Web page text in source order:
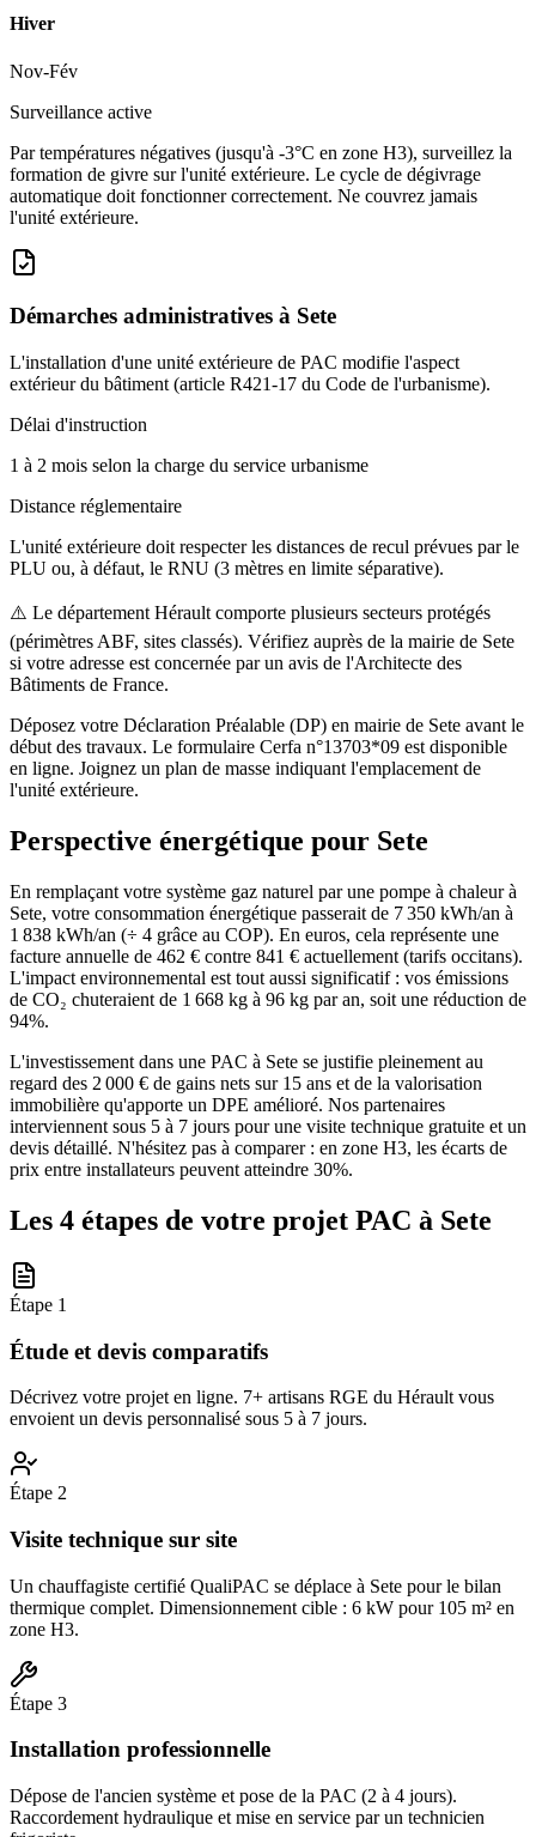
Hiver
Nov-Fév
Surveillance active
Par températures négatives (jusqu'à -3°C en zone H3), surveillez la
formation de givre sur l'unité extérieure. Le cycle de dégivrage
automatique doit fonctionner correctement. Ne couvrez jamais
l'unité extérieure.
Démarches administratives à Sete
L'installation d'une unité extérieure de PAC modifie l'aspect
extérieur du bâtiment (article R421-17 du Code de l'urbanisme).
Délai d'instruction
1 à 2 mois selon la charge du service urbanisme
Distance réglementaire
L'unité extérieure doit respecter les distances de recul prévues par le
PLU ou, à défaut, le RNU (3 mètres en limite séparative).
⚠️ Le département Hérault comporte plusieurs secteurs protégés
(périmètres ABF, sites classés). Vérifiez auprès de la mairie de Sete
si votre adresse est concernée par un avis de l'Architecte des
Bâtiments de France.
Déposez votre Déclaration Préalable (DP) en mairie de Sete avant le
début des travaux. Le formulaire Cerfa n°13703*09 est disponible
en ligne. Joignez un plan de masse indiquant l'emplacement de
l'unité extérieure.
Perspective énergétique pour Sete
En remplaçant votre système gaz naturel par une pompe à chaleur à
Sete, votre consommation énergétique passerait de 7 350 kWh/an à
1 838 kWh/an (÷ 4 grâce au COP). En euros, cela représente une
facture annuelle de 462 € contre 841 € actuellement (tarifs occitans).
L'impact environnemental est tout aussi significatif : vos émissions
de CO₂ chuteraient de 1 668 kg à 96 kg par an, soit une réduction de
94%.
L'investissement dans une PAC à Sete se justifie pleinement au
regard des 2 000 € de gains nets sur 15 ans et de la valorisation
immobilière qu'apporte un DPE amélioré. Nos partenaires
interviennent sous 5 à 7 jours pour une visite technique gratuite et un
devis détaillé. N'hésitez pas à comparer : en zone H3, les écarts de
prix entre installateurs peuvent atteindre 30%.
Les 4 étapes de votre projet PAC à Sete
Étape 1
Étude et devis comparatifs
Décrivez votre projet en ligne. 7+ artisans RGE du Hérault vous
envoient un devis personnalisé sous 5 à 7 jours.
Étape 2
Visite technique sur site
Un chauffagiste certifié QualiPAC se déplace à Sete pour le bilan
thermique complet. Dimensionnement cible : 6 kW pour 105 m² en
zone H3.
Étape 3
Installation professionnelle
Dépose de l'ancien système et pose de la PAC (2 à 4 jours).
Raccordement hydraulique et mise en service par un technicien